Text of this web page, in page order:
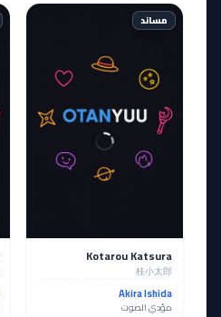
مساند
Kotarou Katsura
桂小太郎
Akira Ishida
مؤدي الصوت